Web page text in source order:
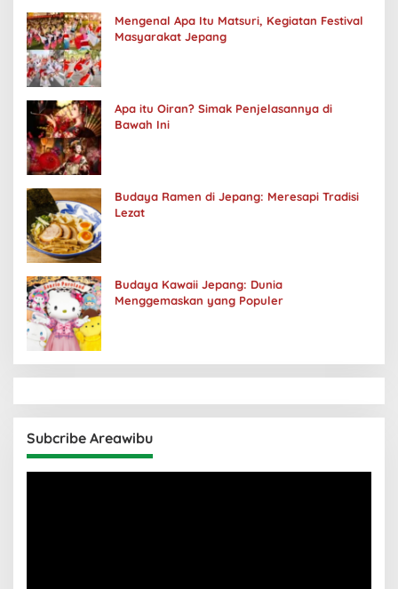
Mengenal Apa Itu Matsuri, Kegiatan Festival
Masyarakat Jepang
Apa itu Oiran? Simak Penjelasannya di
Bawah Ini
Budaya Ramen di Jepang: Meresapi Tradisi
Lezat
Budaya Kawaii Jepang: Dunia
Menggemaskan yang Populer
Subcribe Areawibu